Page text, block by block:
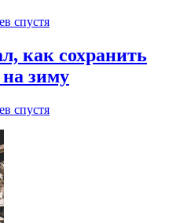
спустя
как сохранить
зиму
спустя